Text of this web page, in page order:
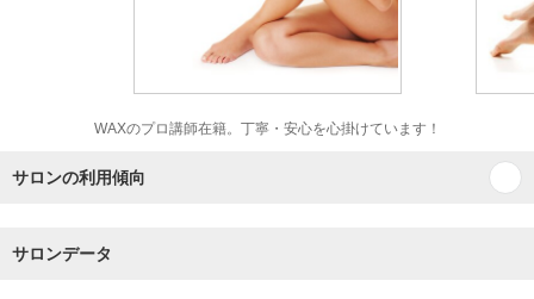
WAXのプロ講師在籍。丁寧・安心を心掛けています！
サロンの利用傾向
サロンデータ